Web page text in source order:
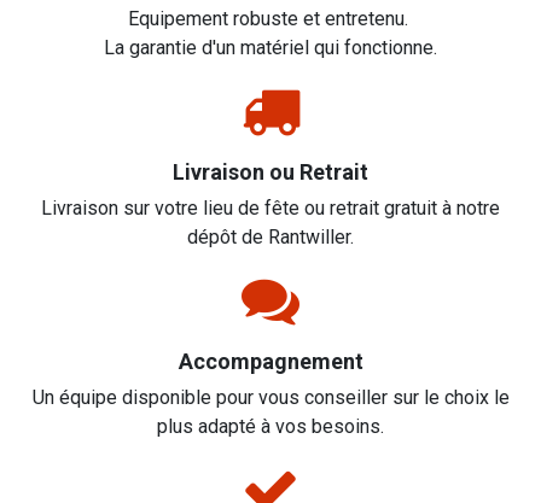
Equipement robuste et entretenu.
La garantie d'un matériel qui fonctionne.
Livraison ou Retrait
Livraison sur votre lieu de fête ou retrait gratuit à notre
dépôt de Rantwiller.
Accompagnement
Un équipe disponible pour vous conseiller sur le choix le
plus adapté à vos besoins.